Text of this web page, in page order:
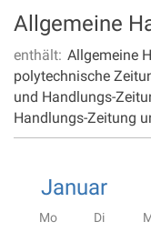
Allgemeine
enthält: Allgemeine
polytechnische
und Handlungs-
Handlungs-Zeitung
Januar
Mo Di